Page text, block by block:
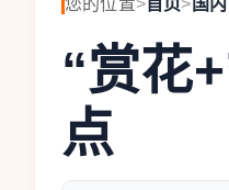
您的位置>首页> 国内
“赏花
点